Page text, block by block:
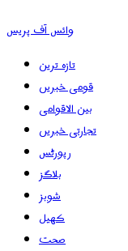
وائس آف پریس
تازہ ترین
قومی خبریں
بین الاقوامی
تجارتی خبریں
رپورٹس
بلاگز
شوبز
کھیل
صحت